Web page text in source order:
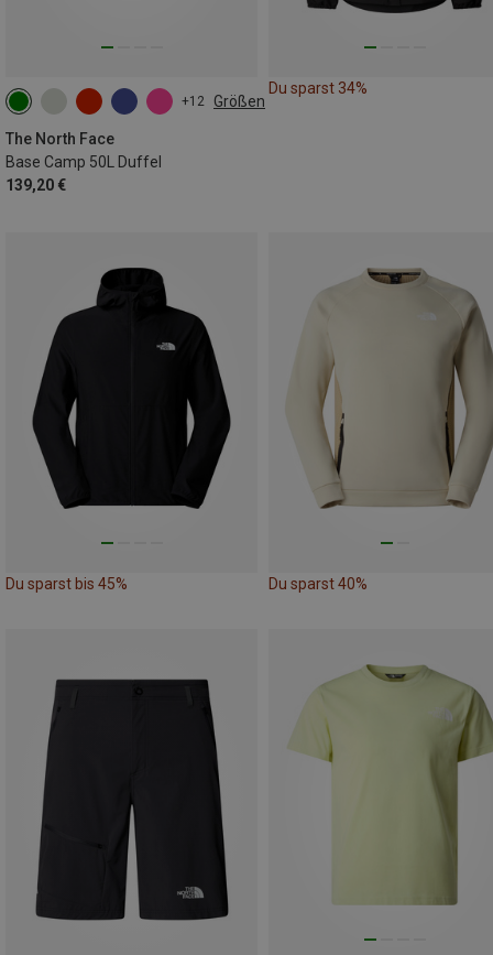
+12 Größen
The North Face
Base Camp 50L Duffel
139,20 €
50L
Du sparst 34%
Du sparst bis 45% Du sparst 40%